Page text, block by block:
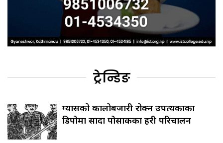
ट्रेन्डिङ
ग्यासको कालोबजारी रोक्न उपत्यकाका
डिपोमा सादा पोसाकका प्रहरी परिचालन